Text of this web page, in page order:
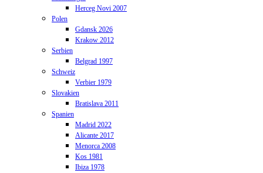
Herceg Novi 2007
Polen
Gdansk 2026
Krakow 2012
Serbien
Belgrad 1997
Schweiz
Verbier 1979
Slovakien
Bratislava 2011
Spanien
Madrid 2022
Alicante 2017
Menorca 2008
Kos 1981
Ibiza 1978